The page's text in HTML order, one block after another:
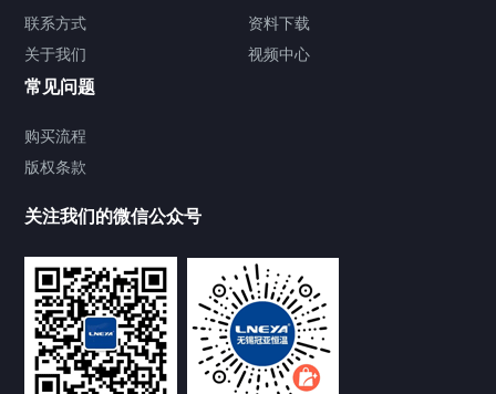
TCU温度控制单元
Chiller气体控温系统
Chamber试验箱
FREEZER低温箱
联系方式
关于我们
资料下载
视频中心
常见问题
购买流程
版权条款
关注我们的微信公众号